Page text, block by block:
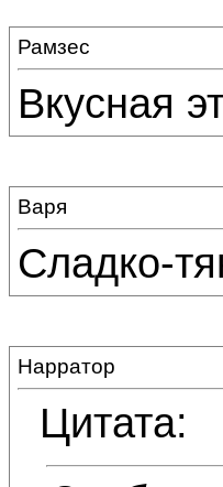
Рамзес
Вкусная
Варя
Сладко-
Нарратор
Цитата: